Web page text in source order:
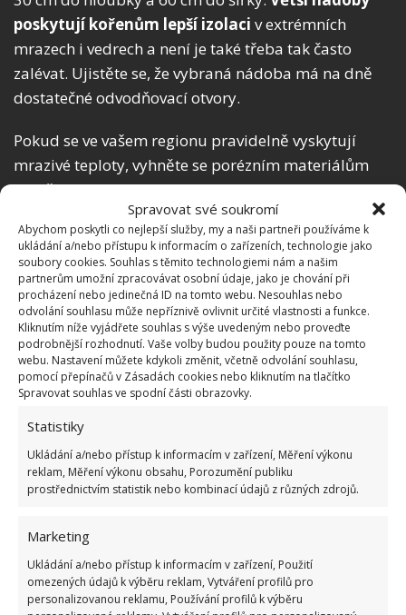
Spravovat své soukromí
Abychom poskytli co nejlepší služby, my a naši partneři používáme k
ukládání a/nebo přístupu k informacím o zařízeních, technologie jako
soubory cookies. Souhlas s těmito technologiemi nám a našim
partnerům umožní zpracovávat osobní údaje, jako je chování při
procházení nebo jedinečná ID na tomto webu. Nesouhlas nebo
odvolání souhlasu může nepříznivě ovlivnit určité vlastnosti a funkce.
Kliknutím níže vyjádřete souhlas s výše uvedeným nebo proveďte
podrobnější rozhodnutí. Vaše volby budou použity pouze na tomto
webu. Nastavení můžete kdykoli změnit, včetně odvolání souhlasu,
pomocí přepínačů v Zásadách cookies nebo kliknutím na tlačítko
Spravovat souhlas ve spodní části obrazovky.
Statistiky
Ukládání a/nebo přístup k informacím v zařízení, Měření výkonu
reklam, Měření výkonu obsahu, Porozumění publiku
prostřednictvím statistik nebo kombinací údajů z různých zdrojů.
Marketing
Ukládání a/nebo přístup k informacím v zařízení, Použití
omezených údajů k výběru reklam, Vytváření profilů pro
personalizovanou reklamu, Používání profilů k výběru
poskytují kořenům lepší izolaci v extrémních
mrazech i vedrech a není je také třeba tak často
zalévat. Ujistěte se, že vybraná nádoba má na dně
dostatečné odvodňovací otvory.
Pokud se ve vašem regionu pravidelně vyskytují
mrazivé teploty, vyhněte se porézním materiálům
zadržujícím vlhkost, jako je keramika nebo terakota,
při zmrznutí rozpínat a praskat.
Vhodnou volbou je beton, pryskyřice a dřevo, ale
vyhněte se plastu, jenž má jen malé izolační
vlastnosti. Také světlé barvy jsou lepší než černá,
která může přitahovat nežádoucí teplo do kořenové
zóny.
Jak pěstovat šeříky
Šeříky vyžadují místo na plném slunci, kde jim bude
denně dopřáno alespoň šest hodin slunečního svitu.
Potřebují také úrodnou, dobře propustnou, na
humus bohatoupůdu s neutrálním až zásaditým
třícentimetrovou vrstvou drenážního materiálu,
například rozbitou keramikou nebo oblázky.